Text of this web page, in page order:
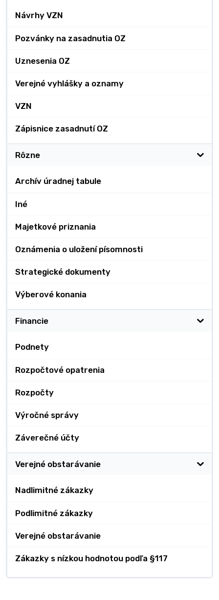
Návrhy VZN
Pozvánky na zasadnutia OZ
Uznesenia OZ
Verejné vyhlášky a oznamy
VZN
Zápisnice zasadnutí OZ
Rôzne
Archív úradnej tabule
Iné
Majetkové priznania
Oznámenia o uložení písomnosti
Strategické dokumenty
Výberové konania
Financie
Podnety
Rozpočtové opatrenia
Rozpočty
Výročné správy
Záverečné účty
Verejné obstarávanie
Nadlimitné zákazky
Podlimitné zákazky
Verejné obstarávanie
Zákazky s nízkou hodnotou podľa §117